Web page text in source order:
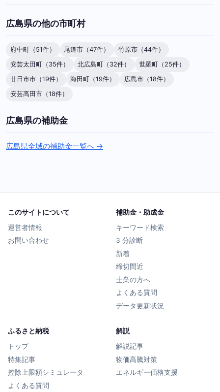
広島県の他の市町村
府中町（51件） 尾道市（47件）
竹原市（44件）
安芸太田町（35件）
北広島町（32件）
世羅町（25件）
廿日市市（19件）
海田町（19件）
広島市（18件）
安芸高田市（18件）
広島県の補助金
広島県全域の補助金一覧へ →
このサイトについて
運営者情報
お問い合わせ
補助金・助成金
キーワード検索
3 分診断
新着
締切間近
士業の方へ
よくある質問
データ更新状況
ふるさと納税
トップ
特集記事
控除上限額シミュレータ
よくある質問
解説
解説記事
物価高騰対策
エネルギー価格支援